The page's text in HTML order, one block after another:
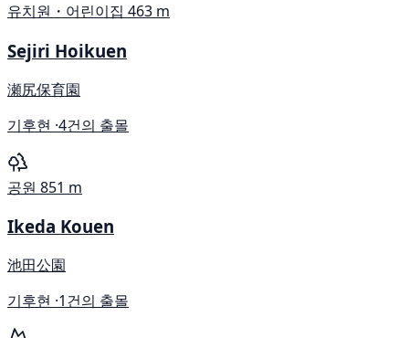
유치원・어린이집 463 m
Sejiri Hoikuen
瀬尻保育園
기후현 ·4건의 출몰
공원 851 m
Ikeda Kouen
池田公園
기후현 ·1건의 출몰